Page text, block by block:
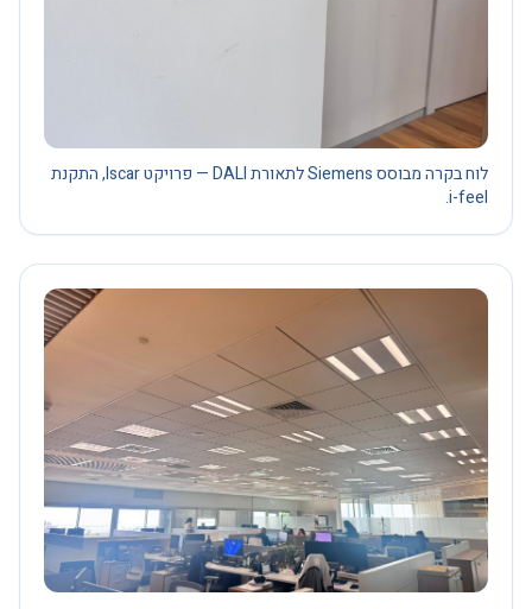
לוח בקרה מבוסס Siemens לתאורת DALI — פרויקט Iscar, התקנת
i-feel.